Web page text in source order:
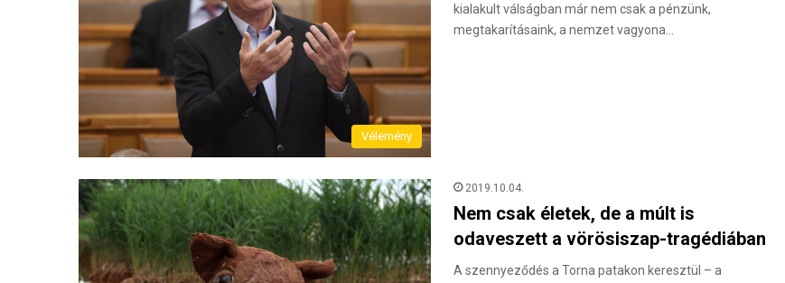
Vélemény
kialakult válságban már nem csak a pénzünk,
megtakarításaink, a nemzet vagyona…
2019.10.04.
Nem csak életek, de a múlt is
odaveszett a vörösiszap-tragédiában
A szennyeződés a Torna patakon keresztül – a